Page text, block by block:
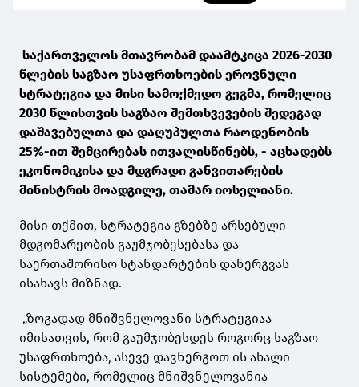
საქართველოს მთავრობამ დაამტკიცა 2026-2030
წლების საგზაო უსაფრთხოების ეროვნული
სტრატეგია და მისი სამოქმედო გეგმა, რომელიც
2030 წლისთვის საგზაო შემთხვევების შედეგად
დაშავებულთა და დაღუპულთა რაოდენობის
25%-ით შემცირებას ითვალისწინებს, - აცხადებს
ეკონომიკისა და მდგრადი განვითარების
მინისტრის მოადგილე, თამარ იოსელიანი.
მისი თქმით, სტრატეგია გზებზე არსებული
მდგომარეობის გაუმჯობესებასა და
საერთაშორისო სტანდარტების დანერგვას
ისახავს მიზნად.
„ზოგადად მნიშვნელოვანი სტრატეგიაა
იმისათვის, რომ გაუმჯობესდეს როგორც საგზაო
უსაფრთხოება, ასევე დავნერგოთ ის ახალი
სისტემები, რომელიც მნიშვნელოვანია